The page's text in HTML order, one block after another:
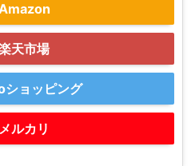
天市場
ショッピング
メルカリ